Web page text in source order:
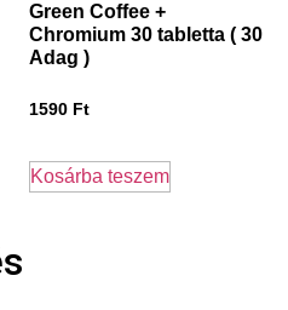
Green Coffee +
Chromium 30 tabletta ( 30
Adag )
1590 Ft
Kosárba teszem